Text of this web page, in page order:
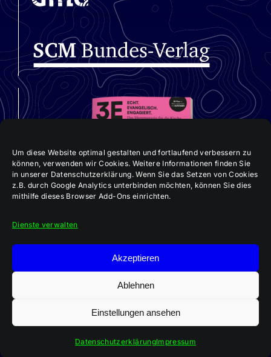
Um diese Website optimal gestalten und fortlaufend verbessern zu
können, verwenden wir Cookies. Weitere Informationen finden Sie
in unserer Datenschutzerklärung. Wenn Sie das Setzen von Cookies
z.B. durch Google Analytics unterbinden möchten, können Sie dies
mithilfe dieses Browser Add-Ons einrichten.
Dienste verwalten
Akzeptieren
Ablehnen
Einstellungen ansehen
DatenschutzerklärungImpressum
„Im Team Kirche bauen“